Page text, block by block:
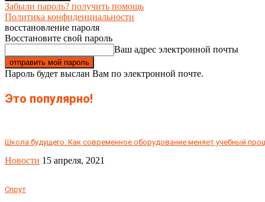
Забыли пароль? получить помощь
Политика конфиденциальности
восстановление пароля
Восстановите свой пароль
Ваш адрес электронной почты
Пароль будет выслан Вам по электронной почте.
Это популярно!
Школа будущего: Как современное оборудование меняет учебный
Новости 15 апреля, 2021
Спрут